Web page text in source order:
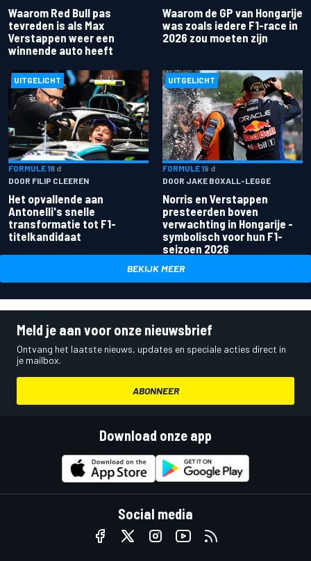
Waarom Red Bull pas
tevreden is als Max
Verstappen weer een
winnende auto heeft
Waarom de GP van Hongarije
was zoals iedere F1-race in
2026 zou moeten zijn
UITGELICHT
FORMULE 18 d
DOOR FILIP CLEEREN
Het opvallende aan
Antonelli's snelle
transformatie tot F1-
titelkandidaat
UITGELICHT
FORMULE 19 d
DOOR JAKE BOXALL-LEGGE
Norris en Verstappen
presteerden boven
verwachting in Hongarije -
symbolisch voor hun F1-
seizoen 2026
BEKIJK MEER
Meld je aan voor onze nieuwsbrief
Ontvang het laatste nieuws, updates en speciale acties direct in
je mailbox.
ABONNEER
Download onze app
Social media